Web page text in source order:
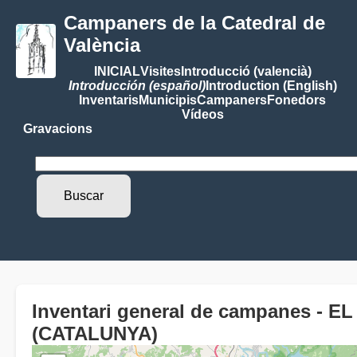
Campaners de la Catedral de
València
INICIALVisitesIntroducció (valencià)
Introducción (español)Introduction (English)
InventarisMunicipisCampanersFonedors
Vídeos
Gravacions
Inventari general de campanes -
(CATALUNYA)